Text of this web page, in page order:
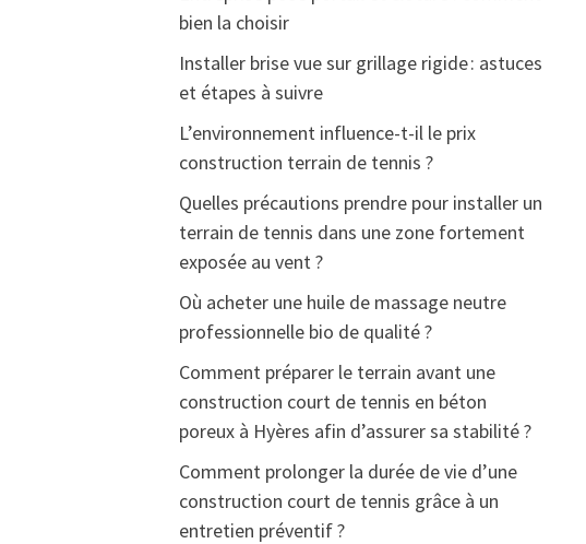
bien la choisir
Installer brise vue sur grillage rigide : astuces
et étapes à suivre
L’environnement influence-t-il le prix
construction terrain de tennis ?
Quelles précautions prendre pour installer un
terrain de tennis dans une zone fortement
exposée au vent ?
Où acheter une huile de massage neutre
professionnelle bio de qualité ?
Comment préparer le terrain avant une
construction court de tennis en béton
poreux à Hyères afin d’assurer sa stabilité ?
Comment prolonger la durée de vie d’une
construction court de tennis grâce à un
entretien préventif ?